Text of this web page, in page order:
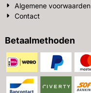
Algemene voorwaarden
Contact
Betaalmethoden